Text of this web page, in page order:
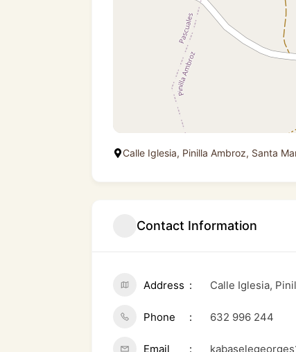
Calle Iglesia, Pinilla Ambroz, Santa
Contact Information
Address Calle Iglesia,
Phone 632 996 244
Email